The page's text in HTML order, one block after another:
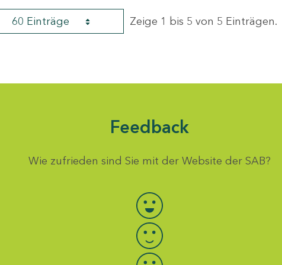
60 Einträge Zeige 1 bis 5 von 5 Einträgen.
Feedback
Wie zufrieden sind Sie mit der Website der SAB?
Bewertung auswählen